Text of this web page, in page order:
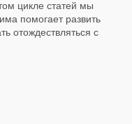
цикле статей мы
помогает развить
отождествляться с